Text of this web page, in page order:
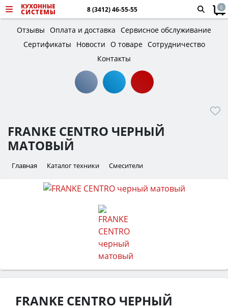
8 (3412) 46-55-55 0
Отзывы Оплата и доставка Сервисное обслуживание
Сертификаты
Новости О товаре Сотрудничество
Контакты
FRANKE CENTRO ЧЕРНЫЙ
МАТОВЫЙ
Главная Каталог техники Смесители
FRANKE CENTRO ЧЕРНЫЙ